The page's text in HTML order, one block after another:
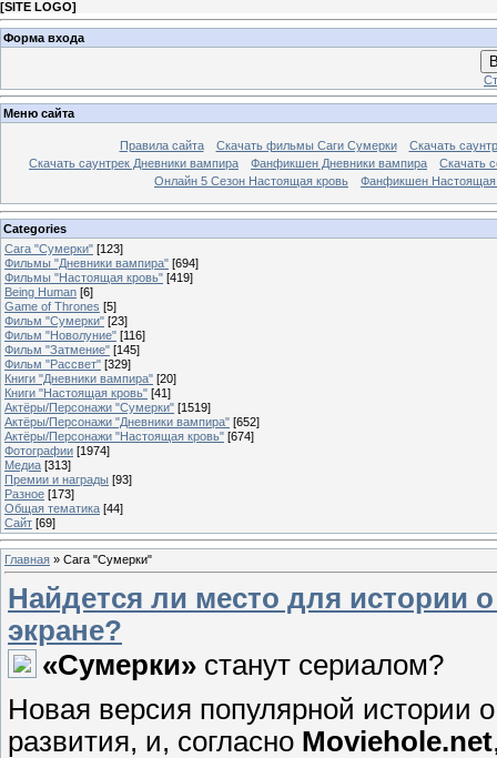
[SITE LOGO]
Форма входа
Меню сайта
Правила сайта Скачать фильмы Саги Сумерки
Скачать
Скачать саунтрек Дневники вампира
Фанфикшен Дневники вампира
Скачать
Онлайн 5 Сезон Настоящая кровь
Фанфикшен Настоящая
Categories
Сага "Сумерки" [123]
Фильмы "Дневники вампира" [694]
Фильмы "Настоящая кровь" [419]
Being Human [6]
Game of Thrones [5]
Фильм "Сумерки" [23]
Фильм "Новолуние" [116]
Фильм "Затмение" [145]
Фильм "Рассвет" [329]
Книги "Дневники вампира" [20]
Книги "Настоящая кровь" [41]
Актёры/Персонажи "Сумерки" [1519]
Актёры/Персонажи "Дневники вампира" [652]
Актёры/Персонажи "Настоящая кровь" [674]
Фотографии [1974]
Медиа [313]
Премии и награды [93]
Разное [173]
Общая тематика [44]
Сайт [69]
Главная » Сага "Сумерки"
Найдется ли место для истории
экране?
«Сумерки» станут сериалом?
Новая версия популярной истории
развития, и, согласно Moviehole.net